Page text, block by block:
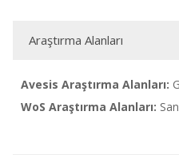
Araştırma Alanları
Avesis Araştırma Alanları:
WoS Araştırma Alanları: